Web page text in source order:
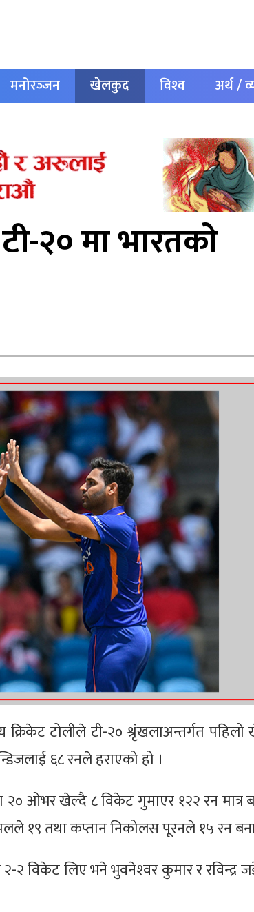
मनोरञ्‍जन खेलकुद विश्‍व
अर्थ /
२० मा भारतको
क्रिकेट टोलीले टी-२० श्रृंखलाअन्तर्गत
६८ रनले हराएको हो ।
२० ओभर खेल्दै ८ विकेट गुमाएर १२२ रन मात्र
१९ तथा कप्तान निकोलस पूरनले १५ रन
२-२ विकेट लिए भने भुवनेश्‍वर कुमार र रविन्द्र